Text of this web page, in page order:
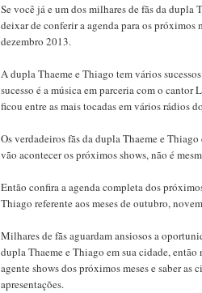
Se você já e um dos milhares de fãs da dupla
deixar de conferir a agenda para os próximos
dezembro 2013.
A dupla Thaeme e Thiago tem vários
sucesso é a música em parceria com o cantor
ficou entre as mais tocadas em vários rádios
Os verdadeiros fãs da dupla Thaeme e
vão acontecer os próximos shows, não é
Então confira a agenda completa dos
Thiago referente aos meses de outubro,
Milhares de fãs aguardam ansiosos a
dupla Thaeme e Thiago em sua cidade, então
agente shows dos próximos meses e saber as
apresentações.